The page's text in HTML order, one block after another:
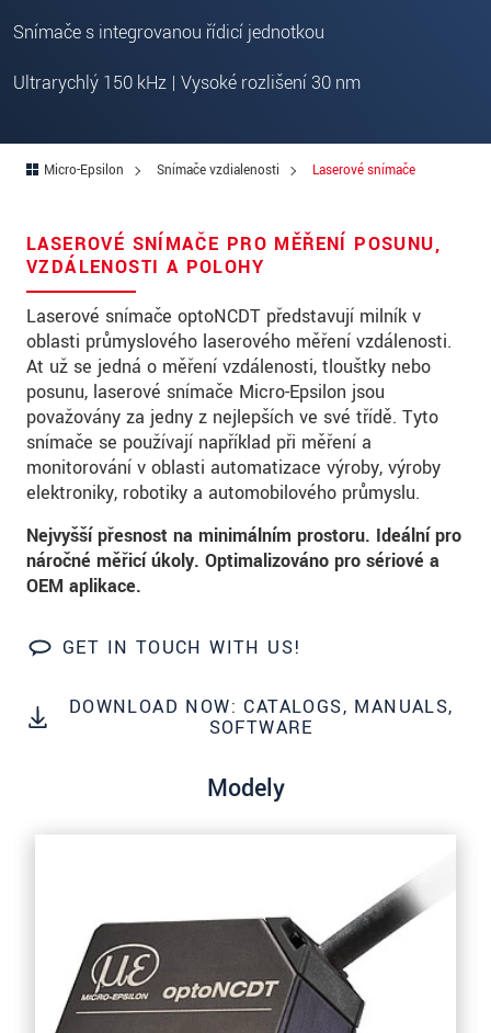
Snímače s integrovanou řídicí jednotkou
Ultrarychlý 150 kHz | Vysoké rozlišení 30 nm
Micro-Epsilon Snímače vzdialenosti Laserové snímače
LASEROVÉ SNÍMAČE PRO MĚŘENÍ POSUNU,
VZDÁLENOSTI A POLOHY
Laserové snímače optoNCDT představují milník v
oblasti průmyslového laserového měření vzdálenosti.
Ať už se jedná o měření vzdálenosti, tloušťky nebo
posunu, laserové snímače Micro-Epsilon jsou
považovány za jedny z nejlepších ve své třídě. Tyto
snímače se používají například při měření a
monitorování v oblasti automatizace výroby, výroby
elektroniky, robotiky a automobilového průmyslu.
Nejvyšší přesnost na minimálním prostoru. Ideální pro
náročné měřicí úkoly. Optimalizováno pro sériové a
OEM aplikace.
GET IN TOUCH WITH US!
DOWNLOAD NOW: CATALOGS, MANUALS,
SOFTWARE
Modely
PSČ
Telefon
Vaša správa*
Please keep me informed about product
innovations by e-mail.
* Povinné informace
S vašimi údaji zacházíme důvěrně. Přečtěte si
prosím našeprohlášení o ochraně osobních údajů
ODOSLAŤ SPRÁVU